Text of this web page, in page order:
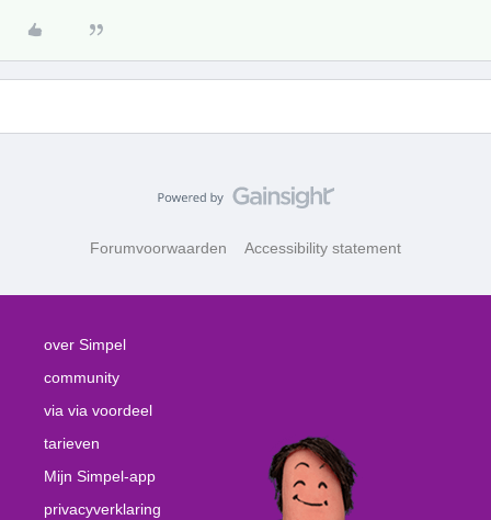
Forumvoorwaarden Accessibility statement
over Simpel
community
via via voordeel
tarieven
Mijn Simpel-app
privacyverklaring